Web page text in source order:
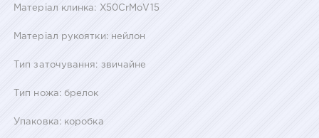
Матеріал клинка: X50CrMoV15
Матеріал рукоятки: нейлон
Тип заточування: звичайне
Тип ножа: брелок
Упаковка: коробка